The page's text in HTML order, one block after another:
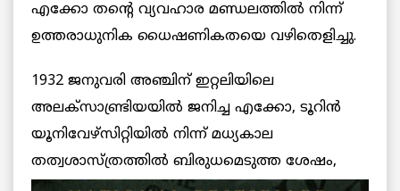
എക്കോ തന്റെ വ്യവഹാര മണ്ഡലത്തില്‍ നിന്ന്
ഉത്തരാധുനിക ധൈഷണികതയെ വഴിതെളിച്ചു.
1932 ജനുവരി അഞ്ചിന് ഇറ്റലിയിലെ
അലക്‌സാണ്ട്രിയയില്‍ ജനിച്ച എക്കോ, ടൂറിന്‍
യൂനിവേഴ്‌സിറ്റിയില്‍ നിന്ന് മധ്യകാല
തത്വശാസ്ത്രത്തില്‍ ബിരുധമെടുത്ത ശേഷം,